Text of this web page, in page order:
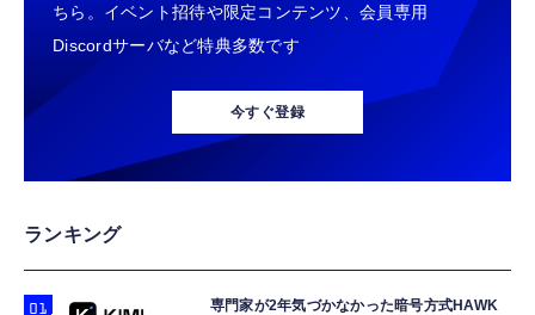
ちら。イベント招待や限定コンテンツ、会員専用
Discordサーバなど特典多数です
今すぐ登録
ランキング
専門家が2年気づかなかった暗号方式HAWK